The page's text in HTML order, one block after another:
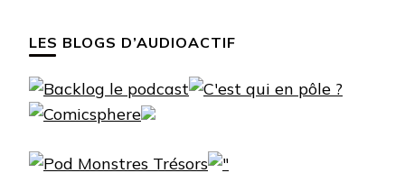
LES BLOGS D’AUDIOACTIF